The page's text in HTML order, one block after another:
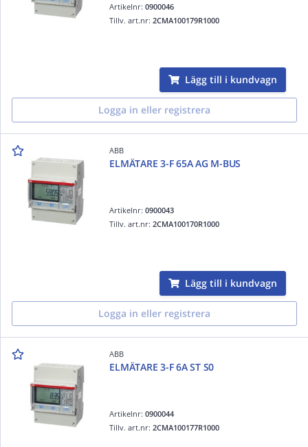
Artikelnr:0900046
Tillv. art.nr:2CMA100179R1000
Lägg till i kundvagn
Logga in eller registrera
ABB
ELMÄTARE 3-F 65A AG M-BUS
Artikelnr:0900043
Tillv. art.nr:2CMA100170R1000
Lägg till i kundvagn
Logga in eller registrera
ABB
ELMÄTARE 3-F 6A ST S0
Artikelnr:0900044
Tillv. art.nr:2CMA100177R1000